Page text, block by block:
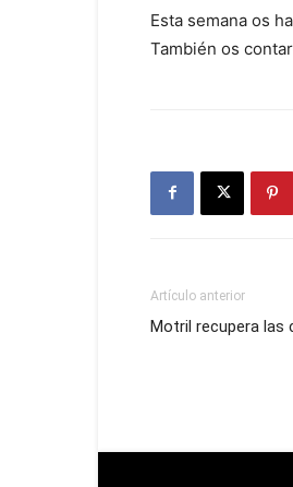
Esta semana os
También os
Artículo anterior
Motril recupera las